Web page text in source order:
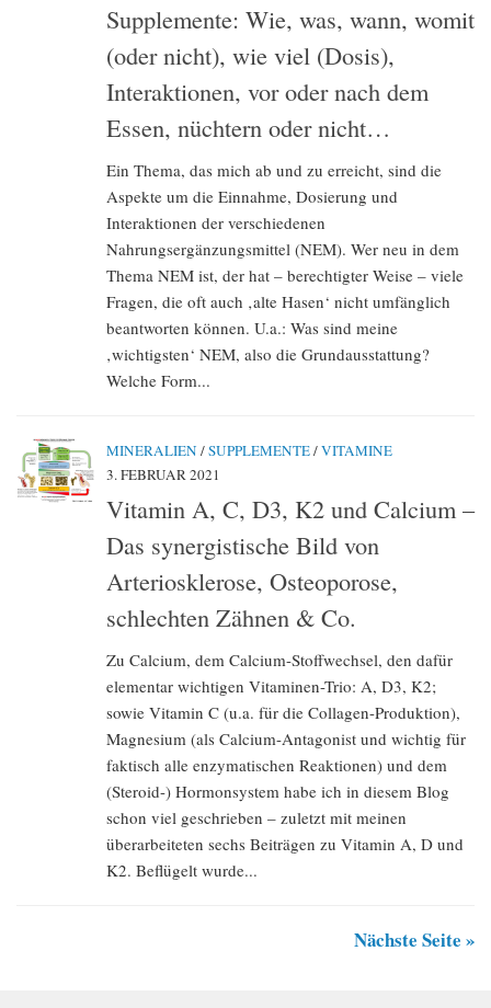
Supplemente: Wie, was, wann, womit
(oder nicht), wie viel (Dosis),
Interaktionen, vor oder nach dem
Essen, nüchtern oder nicht…
Ein Thema, das mich ab und zu erreicht, sind die
Aspekte um die Einnahme, Dosierung und
Interaktionen der verschiedenen
Nahrungsergänzungsmittel (NEM). Wer neu in dem
Thema NEM ist, der hat – berechtigter Weise – viele
Fragen, die oft auch ‚alte Hasen‘ nicht umfänglich
beantworten können. U.a.: Was sind meine
‚wichtigsten‘ NEM, also die Grundausstattung?
Welche Form...
MINERALIEN /SUPPLEMENTE/VITAMINE
3. FEBRUAR 2021
Vitamin A, C, D3, K2 und Calcium –
Das synergistische Bild von
Arteriosklerose, Osteoporose,
schlechten Zähnen & Co.
Zu Calcium, dem Calcium-Stoffwechsel, den dafür
elementar wichtigen Vitaminen-Trio: A, D3, K2;
sowie Vitamin C (u.a. für die Collagen-Produktion),
Magnesium (als Calcium-Antagonist und wichtig für
faktisch alle enzymatischen Reaktionen) und dem
(Steroid-) Hormonsystem habe ich in diesem Blog
schon viel geschrieben – zuletzt mit meinen
überarbeiteten sechs Beiträgen zu Vitamin A, D und
K2. Beflügelt wurde...
Nächste Seite »